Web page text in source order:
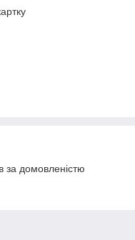
за домовленістю